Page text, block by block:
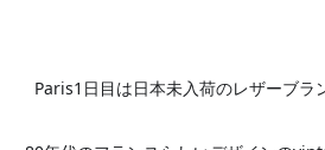
Paris1日目は日本未入荷のレザーブラ